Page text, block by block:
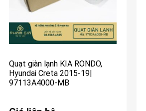
Quạt giàn lạnh KIA RONDO,
Hyundai Creta 2015-19|
97113A4000-MB